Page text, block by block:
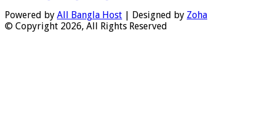
Powered by All Bangla Host | Designed by Zoha
© Copyright 2026, All Rights Reserved